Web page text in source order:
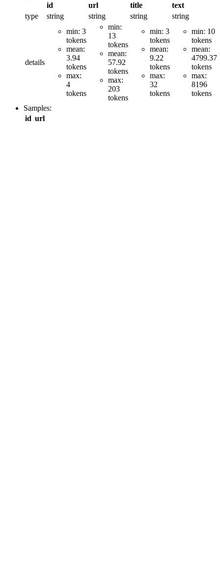
id
url title
text
type
string string string string
details
min: 3
tokens
mean:
3.94
tokens
max:
4
tokens
min:
13
tokens
mean:
57.92
tokens
max:
203
tokens
min: 3
tokens
mean:
9.22
tokens
max:
32
tokens
min: 10
tokens
mean:
4799.37
tokens
max:
8196
tokens
Samples:
id url